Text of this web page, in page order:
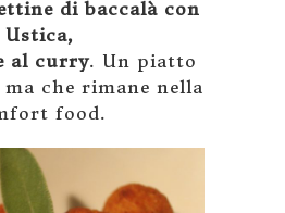
di baccalà con
al curry. Un piatto
che rimane nella
food.